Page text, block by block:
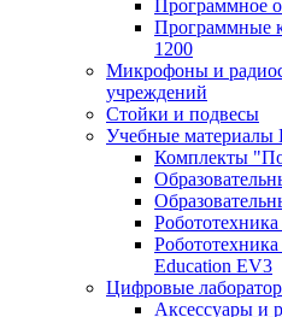
Программное
Программные
1200
Микрофоны и
учреждений
Стойки и подвесы
Учебные материалы
Комплекты
Education EV3
Цифровые
Аксессуары и